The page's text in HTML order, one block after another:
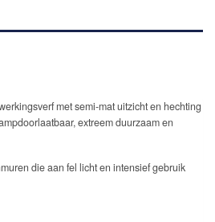
met semi-mat uitzicht en hechting
extreem duurzaam en
die aan fel licht en intensief gebruik